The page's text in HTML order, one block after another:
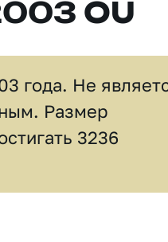
OU
года. Не
Размер
3236